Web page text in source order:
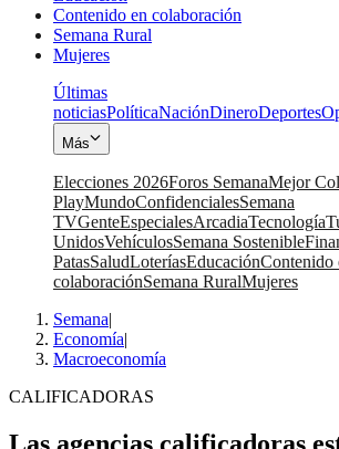
Contenido en colaboración
Semana Rural
Mujeres
Últimas
noticiasPolíticaNaciónDineroDeportes
Más
Elecciones 2026Foros SemanaMejor
PlayMundoConfidencialesSemana
TVGenteEspecialesArcadiaTecnología
UnidosVehículosSemana Sostenible
PatasSaludLoteríasEducaciónContenido
colaboraciónSemana RuralMujeres
Semana|
Economía|
Macroeconomía
CALIFICADORAS
Las agencias calificadoras